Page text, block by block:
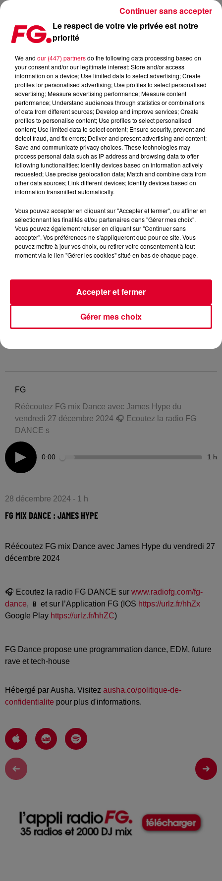
FG MIX DANCE : JAMES HYPE
FG
Réécoutez FG mix Dance avec James Hype du
vendredi 27 décembre 2024 🎧 Ecoutez la radio FG
DANCE s
0:00 1 h
28 décembre 2024 - 1 h
FG MIX DANCE : JAMES HYPE
Réécoutez FG mix Dance avec James Hype du vendredi 27
décembre 2024
🎧 Ecoutez la radio FG DANCE sur www.radiofg.com/fg-
dance, 📱 et sur l’Application FG (IOS https://urlz.fr/hhZx
Google Play https://urlz.fr/hhZC)
FG Dance propose une programmation dance, EDM, future
rave et tech-house
Hébergé par Ausha. Visitez ausha.co/politique-de-
confidentialite pour plus d'informations.
Le respect de votre vie privée est notre
priorité
We and our (447) partnersdo the following data processing based on
your consent and/or our legitimate interest: Store and/or access
information on a device; Use limited data to select advertising; Create
profiles for personalised advertising; Use profiles to select personalised
advertising; Measure advertising performance; Measure content
performance; Understand audiences through statistics or combinations
of data from different sources; Develop and improve services; Create
profiles to personalise content; Use profiles to select personalised
content; Use limited data to select content; Ensure security, prevent and
detect fraud, and fix errors; Deliver and present advertising and content;
Save and communicate privacy choices. These technologies may
process personal data such as IP address and browsing data to offer
following functionalities: Identify devices based on information actively
requested; Use precise geolocation data; Match and combine data from
other data sources; Link different devices; Identify devices based on
information transmitted automatically.
Vous pouvez accepter en cliquant sur "Accepter et fermer", ou affiner en
sélectionnant les finalités et/ou partenaires dans "Gérer mes choix".
Vous pouvez également refuser en cliquant sur "Continuer sans
accepter". Vos préférences ne s'appliqueront que pour ce site. Vous
pouvez mettre à jour vos choix, ou retirer votre consentement à tout
moment via le lien "Gérer les cookies" situé en bas de chaque page.
Gérer mes choix
Accepter et fermer
Continuer sans accepter